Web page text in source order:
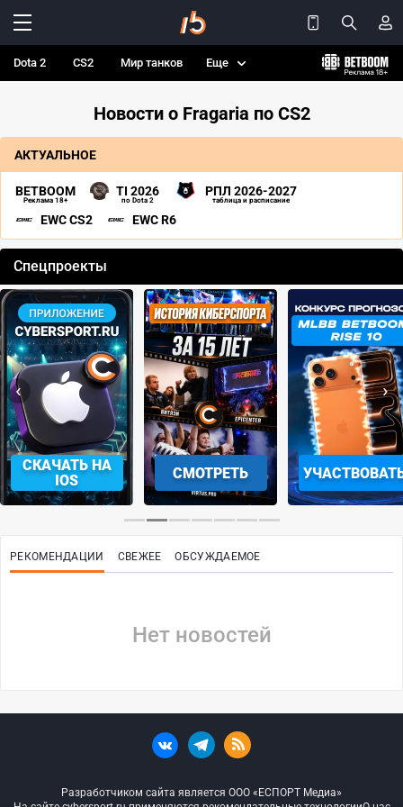
Dota 2 CS2 Мир танков Еще
Новости о Fragaria по CS2
АКТУАЛЬНОЕ
BETBOOM
Реклама 18+
TI 2026
по Dota 2
РПЛ 2026-2027
таблица и расписание
EWC CS2 EWC R6
Спецпроекты
СКАЧАТЬ НА
IOS
СМОТРЕТЬ
‹ ›
РЕКОМЕНДАЦИИ СВЕЖЕЕ ОБСУЖДАЕМОЕ
Нет новостей
Разработчиком сайта является ООО «ЕСПОРТ Медиа»